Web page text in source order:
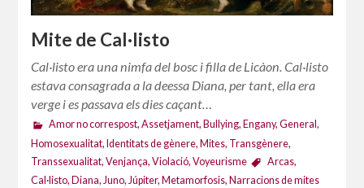
Mite de Cal·listo
Cal·listo era una nimfa del bosc i filla de Licàon. Cal·listo
estava consagrada a la deessa Diana, per tant, ella era
verge i es passava els dies caçant…
Amor no correspost, Assetjament, Bullying, Engany, General,
Homosexualitat,Identitats de gènere,Mites, Transgènere,
Transsexualitat,Venjança,Violació,Voyeurisme Arcas,
Cal·listo, Diana,Juno,Júpiter, Metamorfosis, Narracions de mites